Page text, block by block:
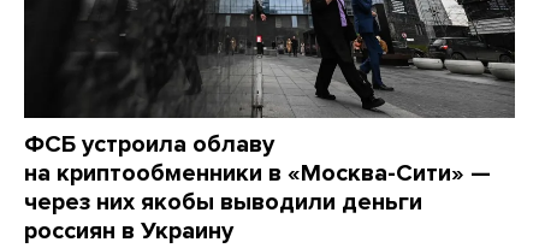
ФСБ устроила облаву
на криптообменники в «Москва-Сити» —
через них якобы выводили деньги
россиян в Украину